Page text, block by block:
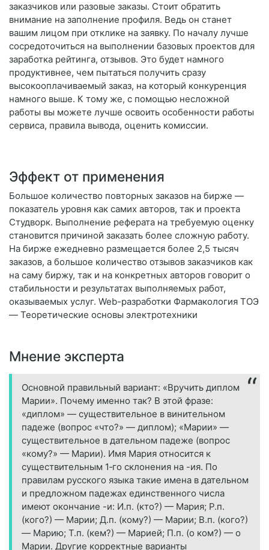
заказчиков или разовые заказы. Стоит обратить
внимание на заполнение профиля. Ведь он станет
вашим лицом при отклике на заявку. По началу лучше
сосредоточиться на выполнении базовых проектов для
заработка рейтинга, отзывов. Это будет намного
продуктивнее, чем пытаться получить сразу
высокооплачиваемый заказ, на который конкуренция
намного выше. К тому же, с помощью несложной
работы вы можете лучше освоить особенности работы
сервиса, правила вывода, оценить комиссии.
Эффект от применения
Большое количество повторных заказов на бирже —
показатель уровня как самих авторов, так и проекта
Студворк. Выполнение реферата на требуемую оценку
становится причиной заказать более сложную работу.
На бирже ежедневно размещается более 2,5 тысяч
заказов, а большое количество отзывов заказчиков как
на саму биржу, так и на конкретных авторов говорит о
стабильности и результатах выполняемых работ,
оказываемых услуг. Web-разработки Фармакология ТОЭ
— Теоретические основы электротехники
Мнение эксперта
Основной правильный вариант: «Вручить диплом
Марии». Почему именно так? В этой фразе:
«диплом» — существительное в винительном
падеже (вопрос «что?» — диплом); «Марии» —
существительное в дательном падеже (вопрос
«кому?» — Марии). Имя Мария относится к
существительным 1‑го склонения на -ия. По
правилам русского языка такие имена в дательном
и предложном падежах единственного числа
имеют окончание -и: И.п. (кто?) — Мария; Р.п.
(кого?) — Марии; Д.п. (кому?) — Марии; В.п. (кого?)
— Марию; Т.п. (кем?) — Марией; П.п. (о ком?) — о
Марии. Другие корректные варианты